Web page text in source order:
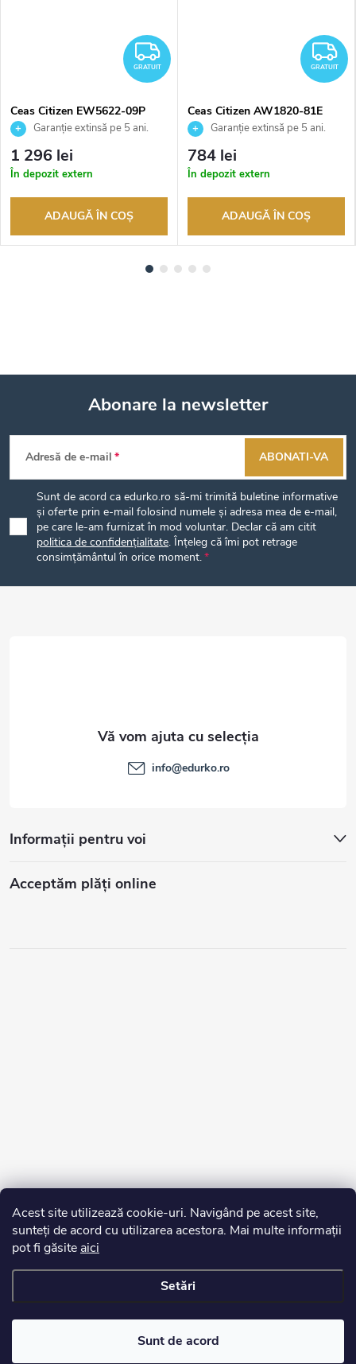
Acest site utilizează cookie-uri. Navigând pe acest site,
sunteți de acord cu utilizarea acestora. Mai multe informații
pot fi găsite aici
Setări
Sunt de acord
GRATUIT
GRATUIT
Ceas Citizen EW5622-09P
Garanție extinsă pe 5 ani.
Până la 100 de zile pentru
returnarea bunurilor. Vânzător
autorizat
1 296 lei
În depozit extern
ADAUGĂ ÎN COŞ
GRATUIT
Ceas Citizen AW1820-81E
Garanție extinsă pe 5 ani.
Până la 100 de zile pentru
returnarea bunurilor. Vânzător
autorizat
784 lei
În depozit extern
ADAUGĂ ÎN COŞ
S
u
b
o
Abonare la newsletter
Adresă de e-mail
Sunt de acord ca edurko.ro să-mi trimită buletine informative
și oferte prin e-mail folosind numele și adresa mea de e-mail,
pe care le-am furnizat în mod voluntar. Declar că am citit
politica de confidențialitate. Înțeleg că îmi pot retrage
consimțământul în orice moment.
ABONATI-VA
Informații pentru voi
Acceptăm plăţi online
info@edurko.ro
Drepturi de autor 2026Edurko.ro. Toate drepturile rezervate.